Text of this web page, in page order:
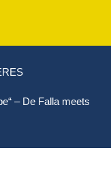
– De Falla meets